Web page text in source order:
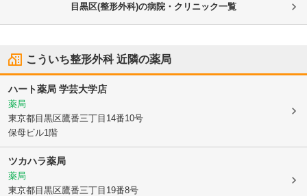
目黒区(整形外科)の病院・クリニック一覧
こういち整形外科近隣の薬局
ハート薬局 学芸大学店
薬局
東京都目黒区鷹番三丁目14番10号
保母ビル1階
ツカハラ薬局
薬局
東京都目黒区鷹番三丁目19番8号